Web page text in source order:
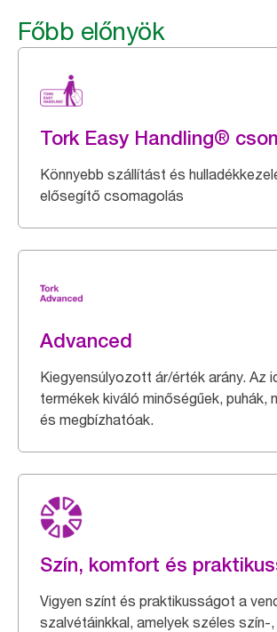
Főbb előnyök
Tork Easy Handling®
Könnyebb szállítást és
elősegítő csomagolás
Advanced
Kiegyensúlyozott ár/érték arány. Az
termékek kiváló minőségűek, puhák,
és megbízhatóak.
Szín, komfort és
Vigyen színt és praktikusságot a
szalvétáinkkal, amelyek széles szín-